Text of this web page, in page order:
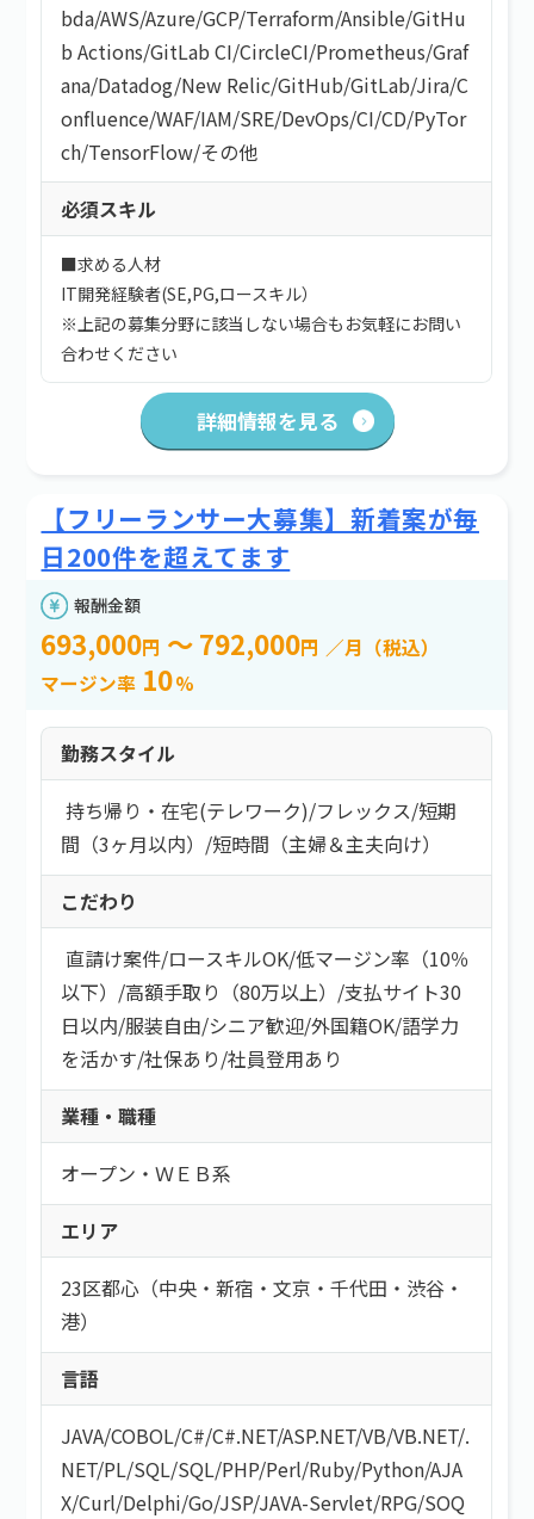
bda/AWS/Azure/GCP/Terraform/Ansible/GitHu
b Actions/GitLab CI/CircleCI/Prometheus/Graf
ana/Datadog/New Relic/GitHub/GitLab/Jira/C
onfluence/WAF/IAM/SRE/DevOps/CI/CD/PyTor
ch/TensorFlow/その他
必須スキル
■求める人材
IT開発経験者(SE,PG,ロースキル）
※上記の募集分野に該当しない場合もお気軽にお問い
合わせください
詳細情報を見る
【フリーランサー大募集】新着案が毎
日200件を超えてます
報酬金額
693,000円 ～ 792,000円 ／月（税込）
マージン率 10%
勤務スタイル
持ち帰り・在宅(テレワーク)/フレックス/短期
間（3ヶ月以内） /短時間（主婦＆主夫向け）
こだわり
直請け案件/ロースキルOK/低マージン率（10％
以下） /高額手取り（80万以上） /支払サイト30
日以内/服装自由/シニア歓迎/外国籍OK/語学力
を活かす/社保あり/社員登用あり
業種・職種
オープン・ＷＥＢ系
エリア
23区都心（中央・新宿・文京・千代田・渋谷・
港）
言語
JAVA/COBOL/C#/C#.NET/ASP.NET/VB/VB.NET/.
NET/PL/SQL/SQL/PHP/Perl/Ruby/Python/AJA
X/Curl/Delphi/Go/JSP/JAVA-Servlet/RPG/SOQ